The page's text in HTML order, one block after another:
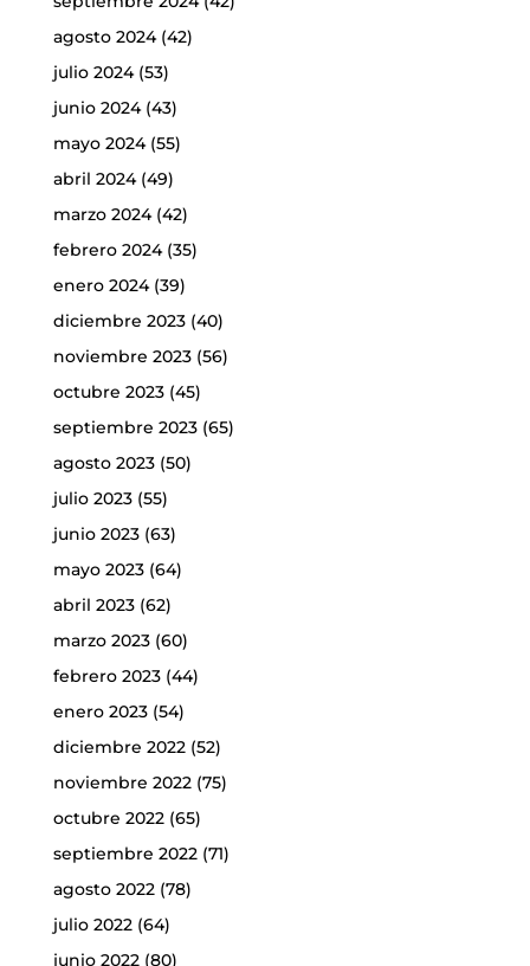
agosto 2024(42)
julio 2024(53)
junio 2024(43)
mayo 2024(55)
abril 2024(49)
marzo 2024(42)
febrero 2024(35)
enero 2024(39)
diciembre 2023(40)
noviembre 2023(56)
octubre 2023(45)
septiembre 2023(65)
agosto 2023(50)
julio 2023(55)
junio 2023(63)
mayo 2023(64)
abril 2023(62)
marzo 2023(60)
febrero 2023(44)
enero 2023(54)
diciembre 2022(52)
noviembre 2022(75)
octubre 2022(65)
septiembre 2022(71)
agosto 2022(78)
julio 2022(64)
junio 2022(80)